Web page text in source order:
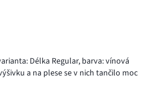
Délka Regular, barva: vínová
a na plese se v nich tančilo moc